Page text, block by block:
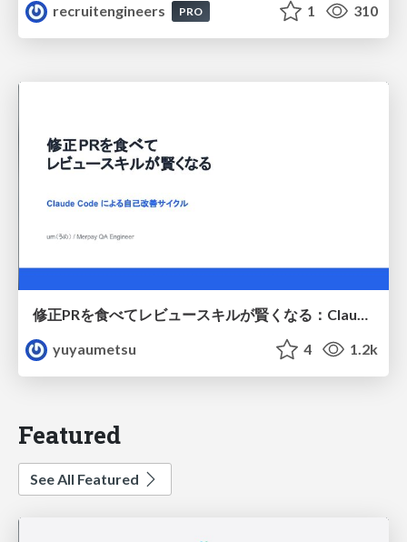
recruitengineers
PRO 1 310
修正PRを食べてレビュースキルが賢くなる：Claude Codeによる自己改善サイクル
yuyaumetsu
4 1.2k
Featured
See All Featured